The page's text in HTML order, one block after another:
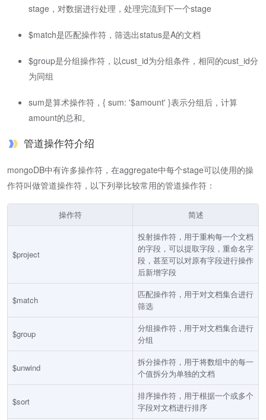
stage，对数据进行处理，处理完流到下一个stage
$match是匹配操作符，筛选出status是A的文档
$group是分组操作符，以cust_id为分组条件，相同的cust_id分
为同组
sum是算术操作符，{ sum: '$amount' }表示分组后，计算
amount的总和。
管道操作符介绍
mongoDB中有许多操作符，在aggregate中每个stage可以使用的操
作符叫做管道操作符，以下列举比较常用的管道操作符：
操作符 简述
$project
投射操作符，用于重构每一个文档
的字段，可以提取字段，重命名字
段，甚至可以对原有字段进行操作
后新增字段
$match
匹配操作符，用于对文档集合进行
筛选
$group
分组操作符，用于对文档集合进行
分组
$unwind
拆分操作符，用于将数组中的每一
个值拆分为单独的文档
$sort
排序操作符，用于根据一个或多个
字段对文档进行排序